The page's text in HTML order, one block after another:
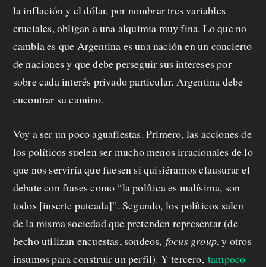
la inflación y el dólar, por nombrar tres variables
cruciales, obligan a una alquimia muy fina. Lo que no
cambia es que Argentina es una nación en un concierto
de naciones y que debe perseguir sus intereses por
sobre cada interés privado particular. Argentina debe
encontrar su camino.
Voy a ser un poco aguafiestas. Primero, las acciones de
los políticos suelen ser mucho menos irracionales de lo
que nos serviría que fuesen si quisiéramos clausurar el
debate con frases como “la política es malísima, son
todos [inserte puteada]”. Segundo, los políticos salen
de la misma sociedad que pretenden representar (de
hecho utilizan encuestas, sondeos, focus group, y otros
insumos para construir un perfil). Y tercero,tampoco